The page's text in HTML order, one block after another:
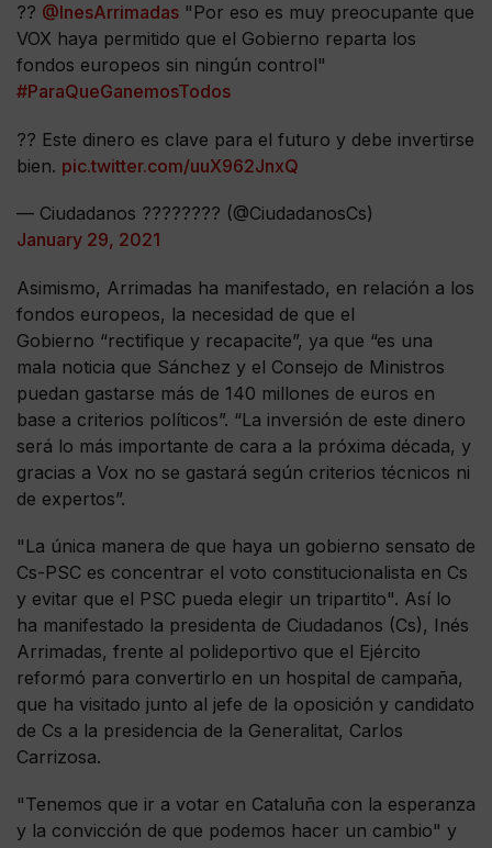
?? @InesArrimadas "Por eso es muy preocupante que
VOX haya permitido que el Gobierno reparta los
fondos europeos sin ningún control"
#ParaQueGanemosTodos
?? Este dinero es clave para el futuro y debe invertirse
bien. pic.twitter.com/uuX962JnxQ
— Ciudadanos ???????? (@CiudadanosCs)
January 29, 2021
Asimismo, Arrimadas ha manifestado, en relación a los
fondos europeos, la necesidad de que el
Gobierno “rectifique y recapacite”, ya que “es una
mala noticia que Sánchez y el Consejo de Ministros
puedan gastarse más de 140 millones de euros en
base a criterios políticos”. “La inversión de este dinero
será lo más importante de cara a la próxima década, y
gracias a Vox no se gastará según criterios técnicos ni
de expertos”.
"La única manera de que haya un gobierno sensato de
Cs-PSC es concentrar el voto constitucionalista en Cs
y evitar que el PSC pueda elegir un tripartito". Así lo
ha manifestado la presidenta de Ciudadanos (Cs), Inés
Arrimadas, frente al polideportivo que el Ejército
reformó para convertirlo en un hospital de campaña,
que ha visitado junto al jefe de la oposición y candidato
de Cs a la presidencia de la Generalitat, Carlos
Carrizosa.
"Tenemos que ir a votar en Cataluña con la esperanza
y la convicción de que podemos hacer un cambio" y